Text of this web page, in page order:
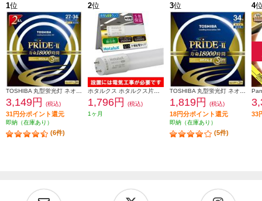
1位
3,149円 (税込)
31円分ポイント還元
即納（在庫あり）
(6件)
2位
1,796円
(税込)
1ヶ月
3位
1,819円 (税込)
18円分ポイント還元
即納（在庫あり）
(5件)
4
33